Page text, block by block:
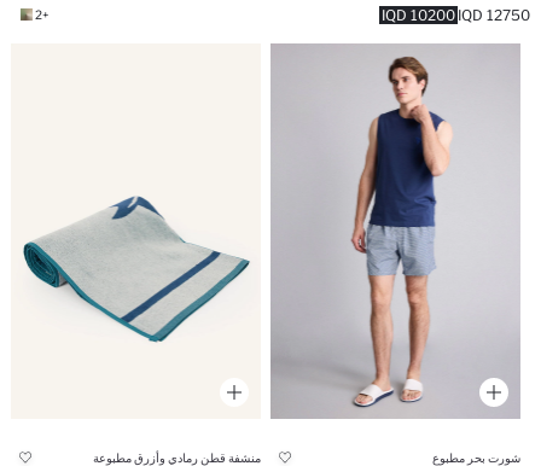
10200 IQD 12750 IQD
+2
شورت بحر مطبوع منشفة قطن رمادي وأزرق مطبوعة